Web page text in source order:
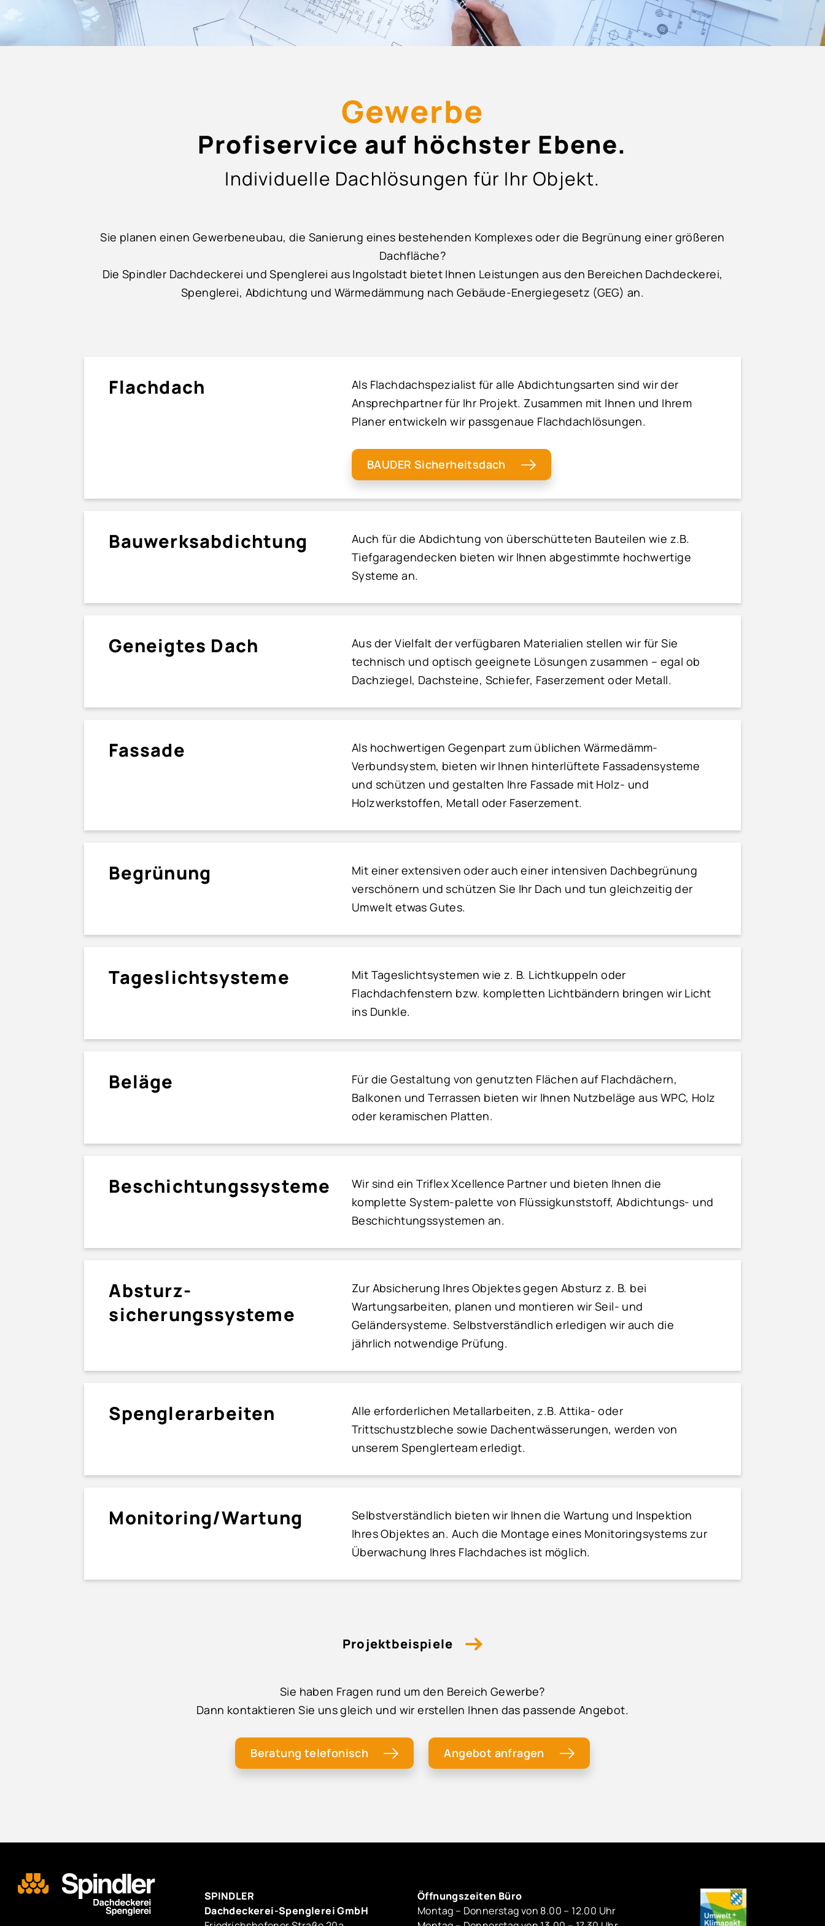
Gewerbe
Profiservice auf höchster Ebene.
Individuelle Dachlösungen für Ihr Objekt.
Sie planen einen Gewerbeneubau, die Sanierung eines bestehenden Komplexes oder die Begrünung einer größeren
Dachfläche?
Die Spindler Dachdeckerei und Spenglerei aus Ingolstadt bietet Ihnen Leistungen aus den Bereichen Dachdeckerei,
Spenglerei, Abdichtung und Wärmedämmung nach Gebäude-Energiegesetz (GEG) an.
Flachdach
Als Flachdachspezialist für alle Abdichtungsarten sind wir der
Ansprechpartner für Ihr Projekt. Zusammen mit Ihnen und Ihrem
Planer entwickeln wir passgenaue Flachdachlösungen.
BAUDER Sicherheitsdach
Bauwerks­abdichtung
Auch für die Abdichtung von überschütteten Bauteilen wie z.B.
Tiefgaragendecken bieten wir Ihnen abgestimmte hochwertige
Systeme an.
Geneigtes Dach
Aus der Vielfalt der verfügbaren Materialien stellen wir für Sie
technisch und optisch geeignete Lösungen zusammen – egal ob
Dachziegel, Dachsteine, Schiefer, Faserzement oder Metall.
Fassade
Als hochwertigen Gegenpart zum üblichen Wärmedämm-
Verbundsystem, bieten wir Ihnen hinterlüftete Fassadensysteme
und schützen und gestalten Ihre Fassade mit Holz- und
Holzwerkstoffen, Metall oder Faserzement.
Begrünung
Mit einer extensiven oder auch einer intensiven Dachbegrünung
verschönern und schützen Sie Ihr Dach und tun gleichzeitig der
Umwelt etwas Gutes.
Tageslicht­systeme
Mit Tageslichtsystemen wie z. B. Lichtkuppeln oder
Flachdachfenstern bzw. kompletten Lichtbändern bringen wir Licht
ins Dunkle.
Beläge
Für die Gestaltung von genutzten Flächen auf Flachdächern,
Balkonen und Terrassen bieten wir Ihnen Nutzbeläge aus WPC, Holz
oder keramischen Platten.
Beschichtungs­systeme
Wir sind ein Triflex Xcellence Partner und bieten Ihnen die
komplette System-palette von Flüssigkunststoff, Abdichtungs- und
Beschichtungssystemen an.
Absturz­
sicherungssysteme
Zur Absicherung Ihres Objektes gegen Absturz z. B. bei
Wartungsarbeiten, planen und montieren wir Seil- und
Geländersysteme. Selbstverständlich erledigen wir auch die
jährlich notwendige Prüfung.
Spengler­arbeiten
Alle erforderlichen Metallarbeiten, z.B. Attika- oder
Trittschustzbleche sowie Dachentwässerungen, werden von
unserem Spenglerteam erledigt.
Monitoring/Wartung
Selbstverständlich bieten wir Ihnen die Wartung und Inspektion
Ihres Objektes an. Auch die Montage eines Monitoringsystems zur
Überwachung Ihres Flachdaches ist möglich.
Projektbeispiele
Sie haben Fragen rund um den Bereich Gewerbe?
Dann kontaktieren Sie uns gleich und wir erstellen Ihnen das passende Angebot.
Beratung telefonisch Angebot anfragen
SPINDLER
Dachdeckerei-Spenglerei GmbH
Öffnungszeiten Büro
Montag – Donnerstag von 8.00 – 12.00 Uhr